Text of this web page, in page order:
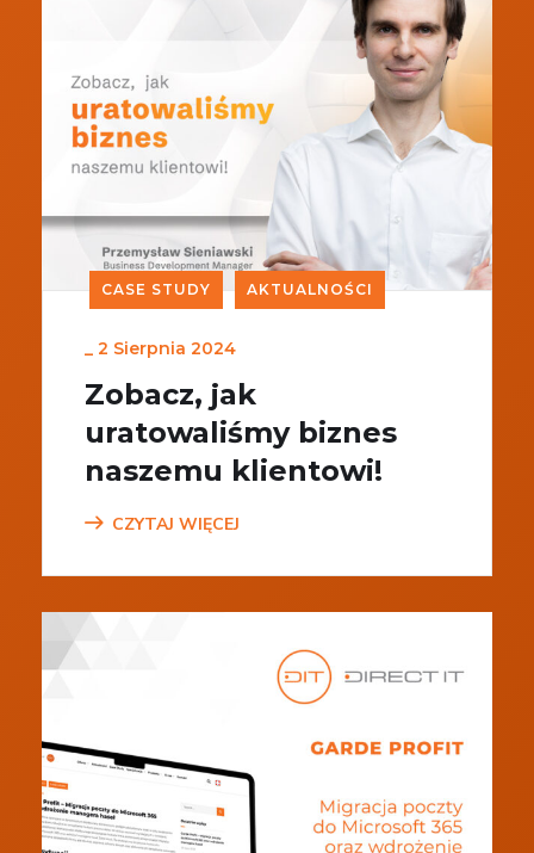
CASE STUDY AKTUALNOŚCI
_ 2 Sierpnia 2024
Zobacz, jak
uratowaliśmy biznes
naszemu klientowi!
CZYTAJ WIĘCEJ